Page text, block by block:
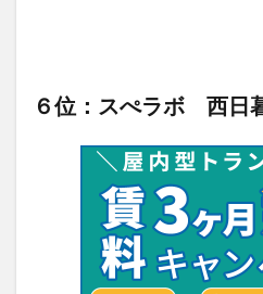
６位：スぺラボ 西日